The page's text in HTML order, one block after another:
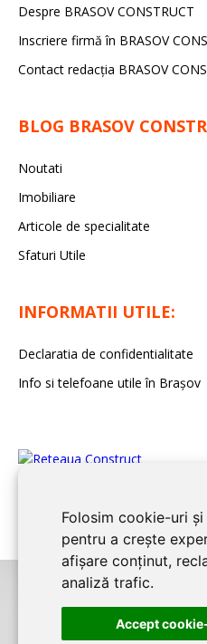
Folosim cookie-uri
pentru a crește
afișare conținut,
analiză trafic.
Accept
Despre BRASOV CONSTRUCT
Inscriere firmă în BRASOV
Contact redacţia BRASOV
BLOG BRASOV
Noutati
Imobiliare
Articole de specialitate
Sfaturi Utile
INFORMATII UTILE:
Declaratia de confidentialitate
Info si telefoane utile în Braşov
©2008-2026BRASOV CONSTRUCTeste
pentru firme. Proiect digital dezvoltat